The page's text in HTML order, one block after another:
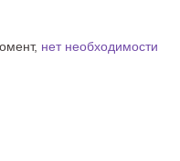
нет необходимости